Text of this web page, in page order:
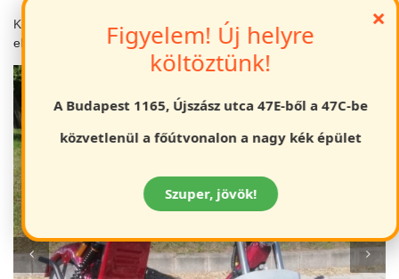
Kezdőlap Elektromos járművek, quadok
CP-2 City Coco
elektromos chopper
×
Figyelem! Új helyre
költöztünk!
A Budapest 1165, Újszász utca 47E-ből a 47C-be
közvetlenül a főútvonalon a nagy kék épület
Szuper, jövök!